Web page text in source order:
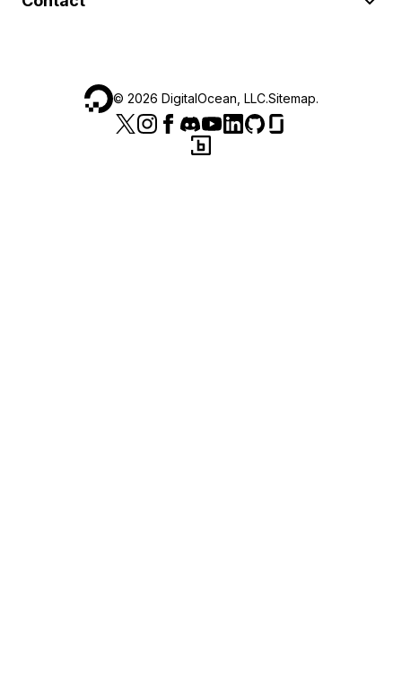
© 2026 DigitalOcean, LLC.Sitemap.